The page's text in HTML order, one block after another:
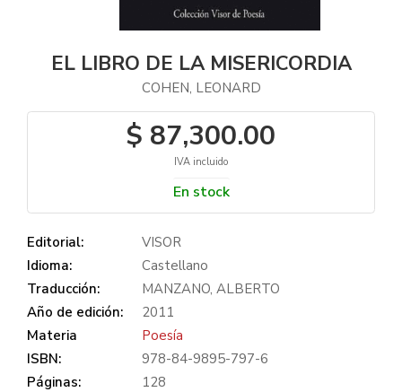
EL LIBRO DE LA MISERICORDIA
COHEN, LEONARD
$ 87,300.00
IVA incluido
En stock
Editorial:
VISOR
Idioma:
Castellano
Traducción:
MANZANO, ALBERTO
Año de edición:
2011
Materia
Poesía
ISBN:
978-84-9895-797-6
Páginas:
128